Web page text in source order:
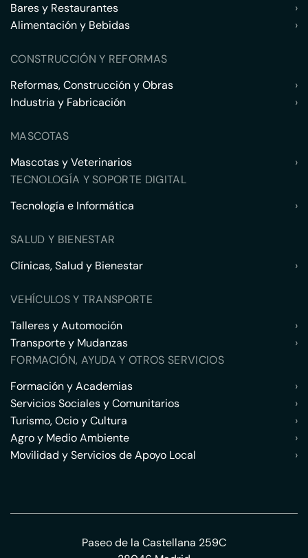
Bares y Restaurantes
›
Alimentación y Bebidas
›
CONSTRUCCIÓN Y REFORMAS
Reformas, Construcción y Obras
›
Industria y Fabricación
›
MASCOTAS
Mascotas y Veterinarios
›
TECNOLOGÍA Y SOPORTE DIGITAL
Tecnología e Informática
›
SALUD Y BIENESTAR
Clínicas, Salud y Bienestar
›
VEHÍCULOS Y TRANSPORTE
Talleres y Automoción
›
Transporte y Mudanzas
›
FORMACIÓN, AYUDA Y OTROS SERVICIOS
Formación y Academias
›
Servicios Sociales y Comunitarios
›
Turismo, Ocio y Cultura
›
Agro y Medio Ambiente
›
Movilidad y Servicios de Apoyo Local
›
Paseo de la Castellana 259C